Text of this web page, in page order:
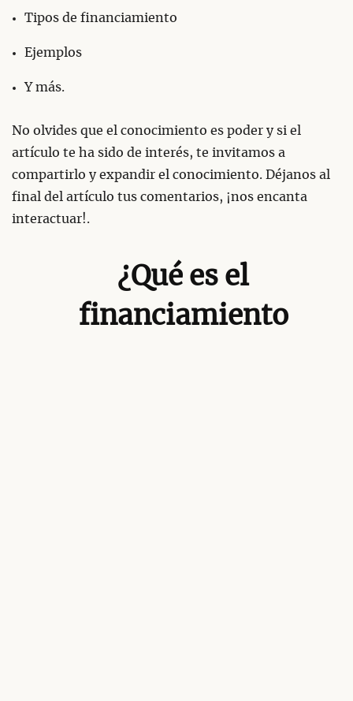
Tipos de financiamiento
Ejemplos
Y más.
No olvides que el conocimiento es poder y si el
artículo te ha sido de interés, te invitamos a
compartirlo y expandir el conocimiento. Déjanos al
final del artículo tus comentarios, ¡nos encanta
interactuar!.
¿Qué es el
financiamiento